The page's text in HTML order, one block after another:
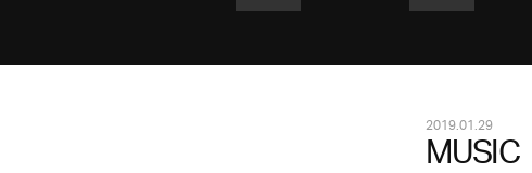
2019.01.29
MUSIC